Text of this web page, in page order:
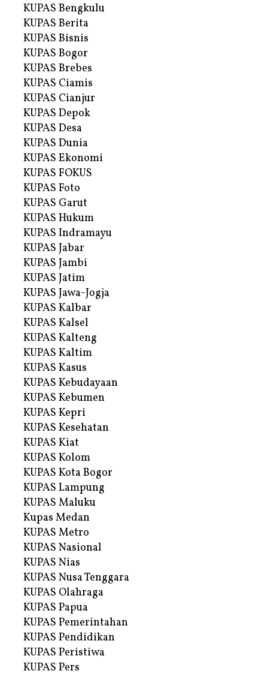
KUPAS Bengkulu
KUPAS Berita
KUPAS Bisnis
KUPAS Bogor
KUPAS Brebes
KUPAS Ciamis
KUPAS Cianjur
KUPAS Depok
KUPAS Desa
KUPAS Dunia
KUPAS Ekonomi
KUPAS FOKUS
KUPAS Foto
KUPAS Garut
KUPAS Hukum
KUPAS Indramayu
KUPAS Jabar
KUPAS Jambi
KUPAS Jatim
KUPAS Jawa-Jogja
KUPAS Kalbar
KUPAS Kalsel
KUPAS Kalteng
KUPAS Kaltim
KUPAS Kasus
KUPAS Kebudayaan
KUPAS Kebumen
KUPAS Kepri
KUPAS Kesehatan
KUPAS Kiat
KUPAS Kolom
KUPAS Kota Bogor
KUPAS Lampung
KUPAS Maluku
Kupas Medan
KUPAS Metro
KUPAS Nasional
KUPAS Nias
KUPAS Nusa Tenggara
KUPAS Olahraga
KUPAS Papua
KUPAS Pemerintahan
KUPAS Pendidikan
KUPAS Peristiwa
KUPAS Pers